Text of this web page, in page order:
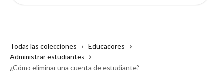
Todas las colecciones
Educadores
Administrar estudiantes
¿Cómo eliminar una cuenta de estudiante?